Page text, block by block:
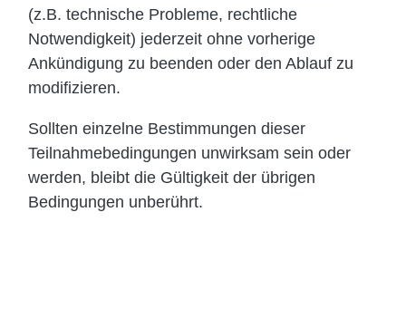
(z.B. technische Probleme, rechtliche
Notwendigkeit) jederzeit ohne vorherige
Ankündigung zu beenden oder den Ablauf zu
modifizieren.
Sollten einzelne Bestimmungen dieser
Teilnahmebedingungen unwirksam sein oder
werden, bleibt die Gültigkeit der übrigen
Bedingungen unberührt.